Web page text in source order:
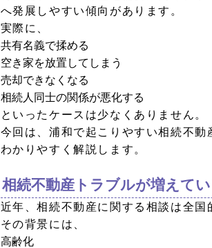
へ発展しやすい傾向があります。
実際に、
共有名義で揉める
空き家を放置してしまう
売却できなくなる
相続人同士の関係が悪化する
といったケースは少なくありません。
今回は、浦和で起こりやすい相続不
わかりやすく解説します。
相続不動産トラブルが増えて
近年、相続不動産に関する相談は全国
その背景には、
高齢化